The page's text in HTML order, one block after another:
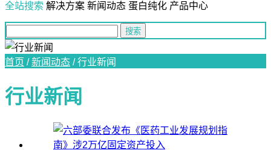
全站搜索 解决方案 新闻动态 蛋白纯化 产品中心
首页 /新闻动态 /行业新闻
行业新闻